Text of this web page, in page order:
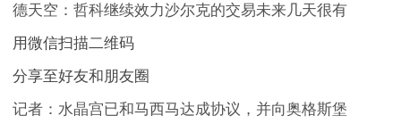
德天空：哲科继续效力沙尔克的交易未来几天很有
用微信扫描二维码
分享至好友和朋友圈
记者：水晶宫已和马西马达成协议，并向奥格斯堡